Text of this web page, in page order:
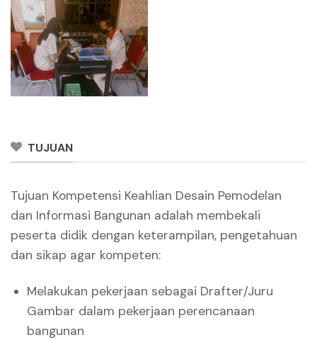
TUJUAN
Tujuan Kompetensi Keahlian Desain Pemodelan
dan Informasi Bangunan adalah membekali
peserta didik dengan keterampilan, pengetahuan
dan sikap agar kompeten:
Melakukan pekerjaan sebagai Drafter/Juru
Gambar dalam pekerjaan perencanaan
bangunan